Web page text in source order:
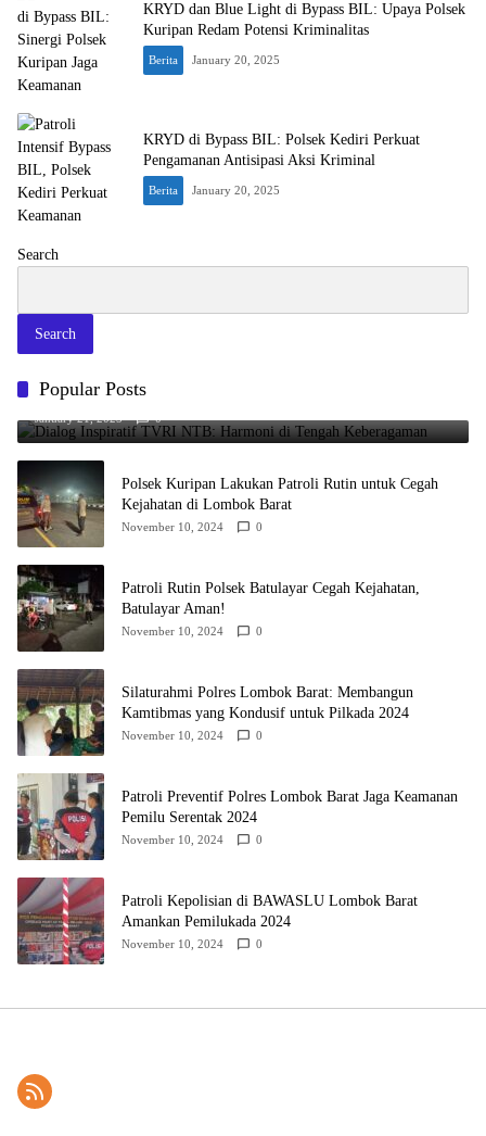
KRYD dan Blue Light di Bypass BIL: Upaya Polsek
Kuripan Redam Potensi Kriminalitas
Berita January 20, 2025
KRYD di Bypass BIL: Polsek Kediri Perkuat
Pengamanan Antisipasi Aksi Kriminal
Berita January 20, 2025
Search
Search
Popular Posts
Dialog Inspiratif TVRI NTB: Harmoni di Tengah Keberagaman
January 21, 2025 0
Polsek Kuripan Lakukan Patroli Rutin untuk Cegah
Kejahatan di Lombok Barat
November 10, 2024 0
Patroli Rutin Polsek Batulayar Cegah Kejahatan,
Batulayar Aman!
November 10, 2024 0
Silaturahmi Polres Lombok Barat: Membangun
Kamtibmas yang Kondusif untuk Pilkada 2024
November 10, 2024 0
Patroli Preventif Polres Lombok Barat Jaga Keamanan
Pemilu Serentak 2024
November 10, 2024 0
Patroli Kepolisian di BAWASLU Lombok Barat
Amankan Pemilukada 2024
November 10, 2024 0